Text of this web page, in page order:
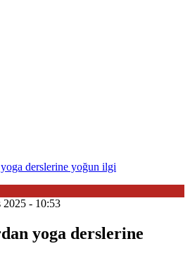
derslerine yoğun ilgi
2025 - 10:53
yoga derslerine